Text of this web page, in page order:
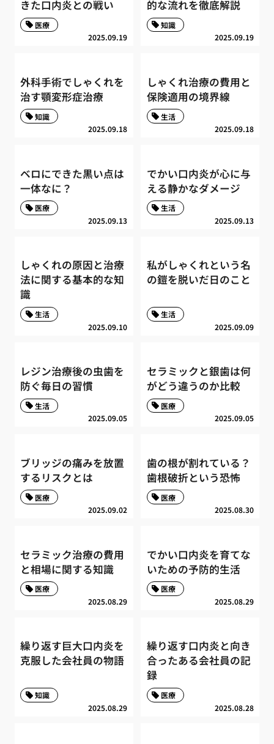
きた口内炎との戦い
2025.09.19
医療
的な流れを徹底解説
2025.09.19
知識
外科手術でしゃくれを
治す顎変形症治療
2025.09.18
知識
しゃくれ治療の費用と
保険適用の境界線
2025.09.18
生活
ベロにできた黒い点は
一体なに？
2025.09.13
医療
でかい口内炎が心に与
える静かなダメージ
2025.09.13
生活
しゃくれの原因と治療
法に関する基本的な知
識
2025.09.10
生活
私がしゃくれという名
の鎧を脱いだ日のこと
2025.09.09
生活
レジン治療後の虫歯を
防ぐ毎日の習慣
2025.09.05
生活
セラミックと銀歯は何
がどう違うのか比較
2025.09.05
医療
ブリッジの痛みを放置
するリスクとは
2025.09.02
医療
歯の根が割れている？
歯根破折という恐怖
2025.08.30
医療
セラミック治療の費用
と相場に関する知識
2025.08.29
医療
でかい口内炎を育てな
いための予防的生活
2025.08.29
医療
繰り返す巨大口内炎を
克服した会社員の物語
2025.08.29
知識
繰り返す口内炎と向き
合ったある会社員の記
録
2025.08.28
医療